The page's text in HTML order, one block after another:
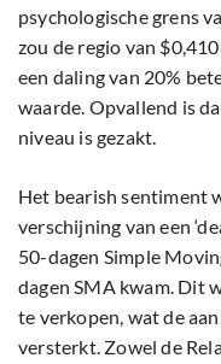
psychologische grens
zou de regio van
een daling van 20%
waarde. Opvallend is
niveau is gezakt.
Het bearish sentiment
verschijning van een
50-dagen Simple
dagen SMA kwam. Dit
te verkopen, wat de
versterkt. Zowel de